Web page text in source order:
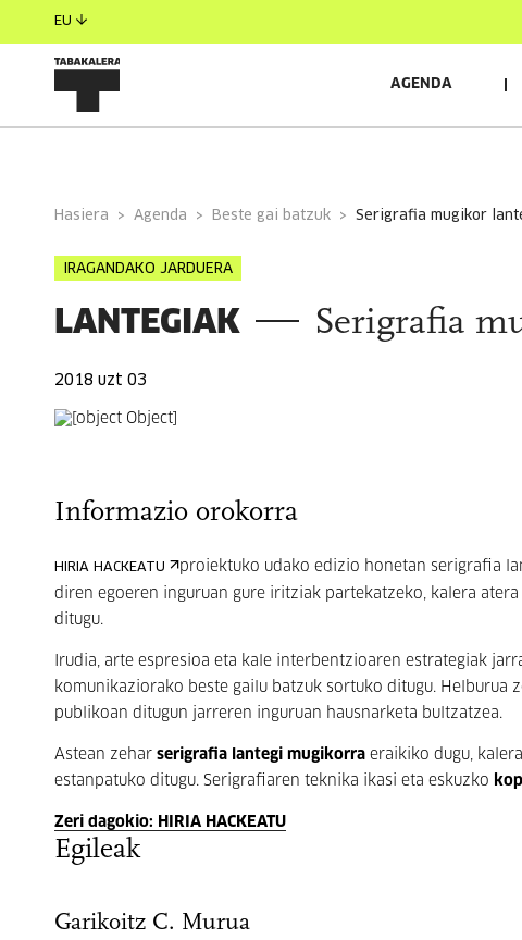
EU
AGENDA
Hasiera Agenda Beste gai batzuk serigrafia mugikor
IRAGANDAKO JARDUERA
LANTEGIAK Serigrafia
2018 uzt 03
Informazio orokorra
HIRIA HACKEATU
proiektuko udako edizio honetan serigrafia
diren egoeren inguruan gure iritziak partekatzeko, kalera
ditugu.
Irudia, arte espresioa eta kale interbentzioaren estrategiak
komunikaziorako beste gailu batzuk sortuko ditugu.
publikoan ditugun jarreren inguruan hausnarketa bultzatzea.
Astean zehar serigrafia lantegi mugikorra eraikiko dugu,
estanpatuko ditugu. Serigrafiaren teknika ikasi eta eskuzko
Zeri dagokio: HIRIA HACKEATU
Egileak
Garikoitz C. Murua